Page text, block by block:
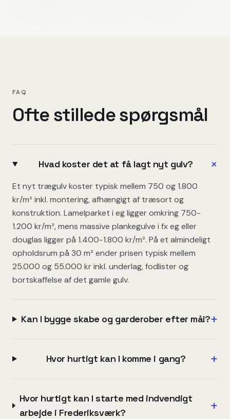
FAQ
Ofte stillede spørgsmål
Hvad koster det at få lagt nyt gulv? +
Et nyt trægulv koster typisk mellem 750 og 1.800
kr/m² inkl. montering, afhængigt af træsort og
konstruktion. Lamelparket i eg ligger omkring 750-
1.200 kr/m², mens massive plankegulve i fx eg eller
douglas ligger på 1.400-1.800 kr/m². På et almindeligt
opholdsrum på 30 m² ender prisen typisk mellem
25.000 og 55.000 kr inkl. underlag, fodlister og
bortskaffelse af det gamle gulv.
Kan I bygge skabe og garderober efter mål?+
Hvor hurtigt kan I komme i gang? +
Hvor hurtigt kan I starte med indvendigt
arbejde i Frederiksværk?
+